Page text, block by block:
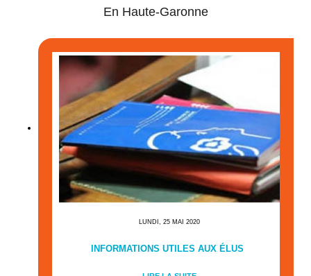
En Haute-Garonne
LUNDI, 25 MAI 2020
INFORMATIONS UTILES AUX ÉLUS